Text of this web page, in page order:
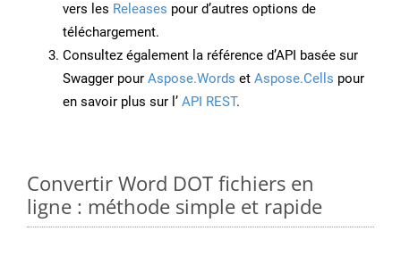
vers les Releases pour d’autres options de
téléchargement.
Consultez également la référence d’API basée sur
Swagger pour Aspose.Words et Aspose.Cells pour
en savoir plus sur l’ API REST.
Convertir Word DOT fichiers en
ligne : méthode simple et rapide